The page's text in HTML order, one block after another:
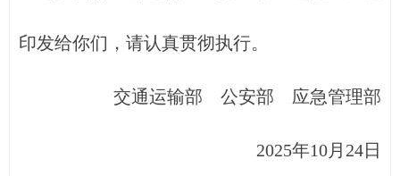
印发给你们，请认真贯彻执行。
交通运输部 公安部 应急管理部
2025年10月24日